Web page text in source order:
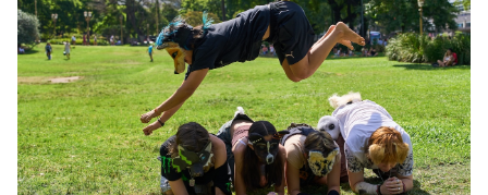
CALENDARIO
AREA PERSONALE
Area Personale
Newsletter